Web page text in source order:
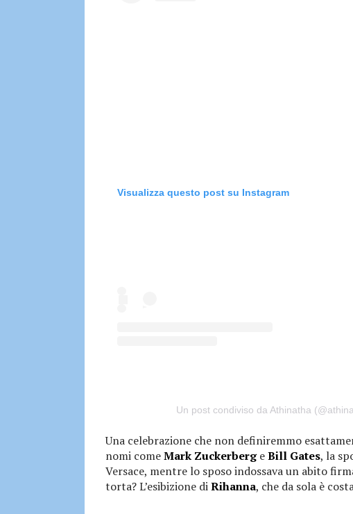
Visualizza questo post su Instagram
Un post condiviso da Athinatha
Una celebrazione che non definiremmo
nomi comeMark ZuckerbergeBill Gates, la
Versace, mentre lo sposo indossava un abito
torta? L’esibizione diRihanna, che da sola è